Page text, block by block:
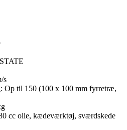
s
Op til 150 (100 x 100 mm fyrretræ,
cc olie, kædeværktøj, sværdskede